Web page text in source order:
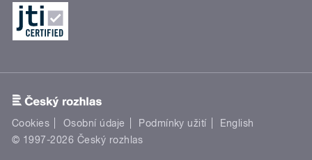
Cookies Osobní údaje Podmínky užití
English
© 1997-2026 Český rozhlas